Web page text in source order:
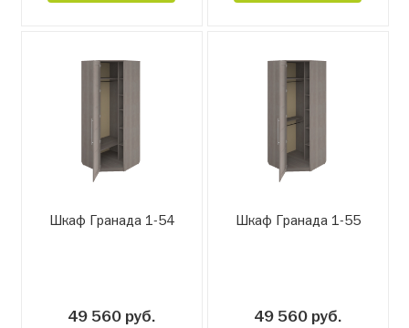
Шкаф Гранада 1-54
49 560 руб.
Шкаф Гранада 1-55
49 560 руб.